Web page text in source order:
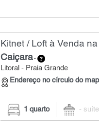
Kitnet / Loft à Venda
Caiçara-
Litoral - Praia Grande
Endereço no círculo do
1 quarto - suíte